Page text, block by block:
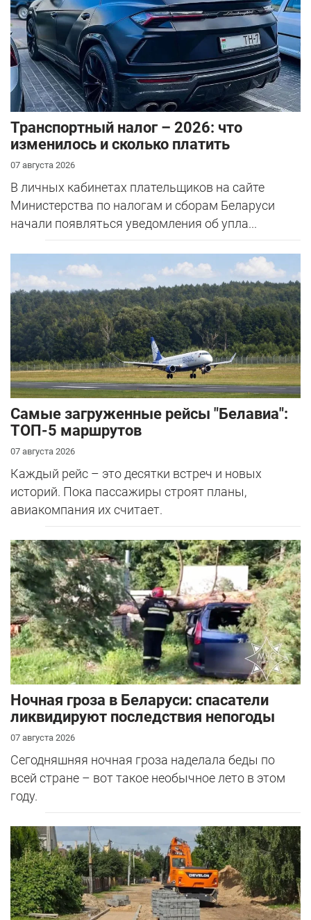
Транспортный налог – 2026: что
изменилось и сколько платить
07 августа 2026
В личных кабинетах плательщиков на сайте
Министерства по налогам и сборам Беларуси
начали появляться уведомления об упла...
Самые загруженные рейсы "Белавиа":
ТОП-5 маршрутов
07 августа 2026
Каждый рейс – это десятки встреч и новых
историй. Пока пассажиры строят планы,
авиакомпания их считает.
Ночная гроза в Беларуси: спасатели
ликвидируют последствия непогоды
07 августа 2026
Сегодняшняя ночная гроза наделала беды по
всей стране – вот такое необычное лето в этом
году.